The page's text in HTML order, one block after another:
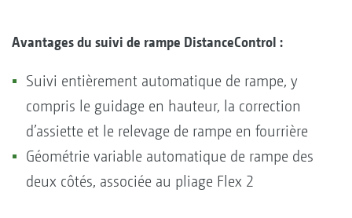
Avantages du suivi de rampe DistanceControl :
Suivi entièrement automatique de rampe, y
compris le guidage en hauteur, la correction
d’assiette et le relevage de rampe en fourrière
Géométrie variable automatique de rampe des
deux côtés, associée au pliage Flex 2